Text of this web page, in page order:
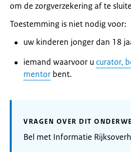
om de zorgverzekering af te
Toestemming is niet nodig voor:
uw kinderen jonger dan 18
iemand waarvoor u curator,
mentor bent.
VRAGEN OVER DIT
Bel met Informatie